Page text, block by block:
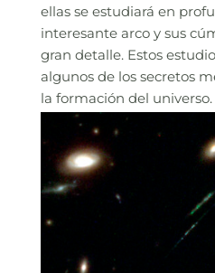
ellas se estudiará en
interesante arco y sus
gran detalle. Estos
algunos de los secretos
la formación del universo.